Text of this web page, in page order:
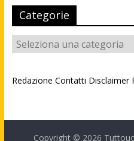
Categorie
Categorie
Redazione Contatti Disclaimer
Copyright © 2026